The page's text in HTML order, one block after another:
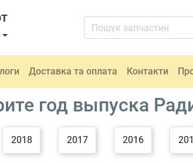
Доставка та оплата Контакти
год выпуска
2018 2017 2016